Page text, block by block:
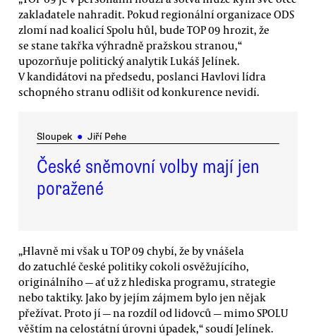
zakladatele nahradit. Pokud regionální organizace ODS
zlomí nad koalicí Spolu hůl, bude TOP 09 hrozit, že
se stane takřka výhradně pražskou stranou,“
upozorňuje politický analytik Lukáš Jelínek.
V kandidátovi na předsedu, poslanci Havlovi lídra
schopného stranu odlišit od konkurence nevidí.
Sloupek ● Jiří Pehe
České sněmovní volby mají jen
poražené
„Hlavně mi však u TOP 09 chybí, že by vnášela
do zatuchlé české politiky cokoli osvěžujícího,
originálního — ať už z hlediska programu, strategie
nebo taktiky. Jako by jejím zájmem bylo jen nějak
přežívat. Proto jí — na rozdíl od lidovců — mimo SPOLU
věštím na celostátní úrovni úpadek,“ soudí Jelínek.